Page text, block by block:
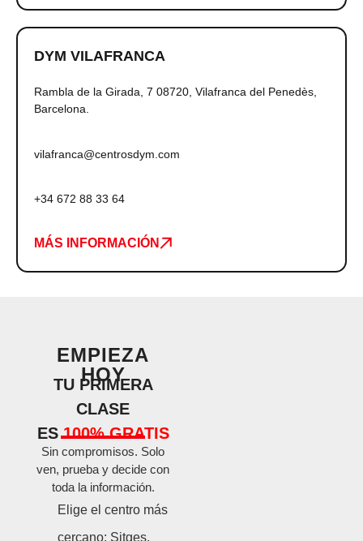
DYM VILAFRANCA
Rambla de la Girada, 7 08720, Vilafranca del Penedès,
Barcelona.
vilafranca@centrosdym.com
+34 672 88 33 64
MÁS INFORMACIÓN
EMPIEZA
HOY
TU PRIMERA
CLASE
ES100% GRATIS
Sin compromisos. Solo
ven, prueba y decide con
toda la información.
Elige el centro más
cercano: Sitges,